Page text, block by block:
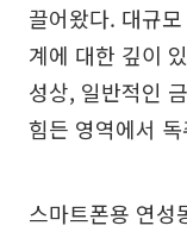
끌어왔다. 대규
계에 대한 깊이
성상, 일반적인
힘든 영역에서
스마트폰용 연성